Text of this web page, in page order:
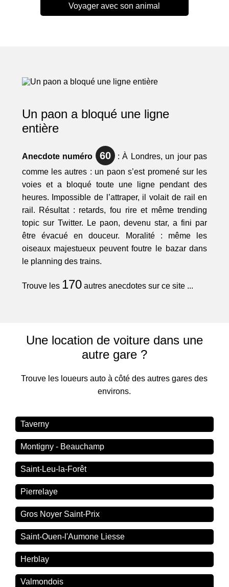
Voyager avec son animal
Un paon a bloqué une ligne
entière
Anecdote numéro 60 : À Londres, un jour pas
comme les autres : un paon s’est promené sur les
voies et a bloqué toute une ligne pendant des
heures. Impossible de l’attraper, il volait de rail en
rail. Résultat : retards, fou rire et même trending
topic sur Twitter. Le paon, devenu star, a fini par
être évacué en douceur. Moralité : même les
oiseaux majestueux peuvent foutre le bazar dans
le planning des trains.
Trouve les 170autres anecdotes sur ce site ...
Une location de voiture dans une
autre gare ?
Trouve les loueurs auto à côté des autres gares des
environs.
Taverny
Montigny - Beauchamp
Saint-Leu-la-Forêt
Pierrelaye
Gros Noyer Saint-Prix
Saint-Ouen-l'Aumone Liesse
Herblay
Valmondois